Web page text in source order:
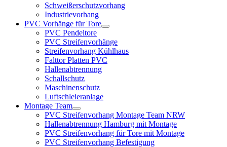
Schweißerschutzvorhang
Industrievorhang
PVC Vorhänge für Tore
PVC Pendeltore
PVC Streifenvorhänge
Streifenvorhang Kühlhaus
Falttor Platten PVC
Hallenabtrennung
Schallschutz
Maschinenschutz
Luftschleieranlage
Montage Team
PVC Streifenvorhang Montage Team NRW
Hallenabtrennung Hamburg mit Montage
PVC Streifenvorhang für Tore mit Montage
PVC Streifenvorhang Befestigung